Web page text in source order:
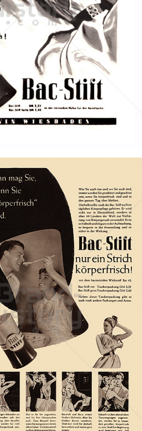
Central Eastern Europe GmbH 1953
Central Eastern Europe GmbH 1957